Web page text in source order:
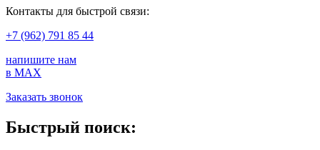
Контакты для быстрой связи:
+7 (962) 791 85 44
напишите нам
в MAX
Заказать звонок
Быстрый поиск: